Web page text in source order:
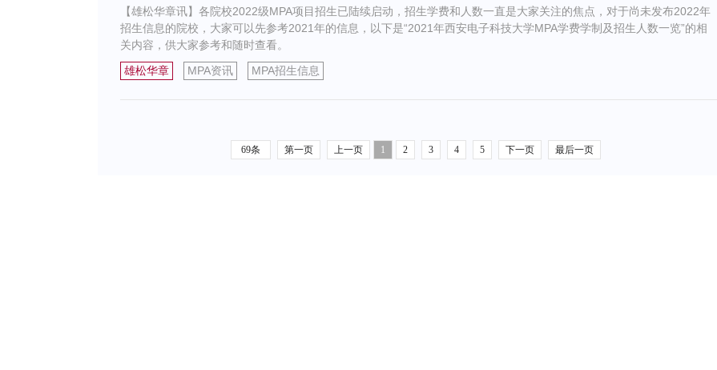
【雄松华章讯】各院校2022级MPA项目招生已陆续启动，招生学费和人数一直是大家关注的焦点，对于尚未发布2022年
招生信息的院校，大家可以先参考2021年的信息，以下是“2021年西安电子科技大学MPA学费学制及招生人数一览”的相
关内容，供大家参考和随时查看。
雄松华章
MPA资讯 MPA招生信息
69条 第一页 上一页 1 2 3 4 5 下一页 最后一页